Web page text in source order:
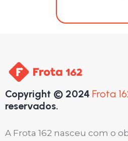
Copyright © 2024 Frota
reservados.
A Frota 162 nasceu com o